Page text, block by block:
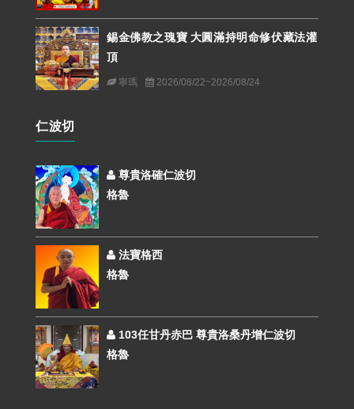
錫金佛教之瑰寶 大圓滿持明命修伏藏法灌
頂
寧瑪 2026/08/22~2026/08/24
仁波切
尊貴洛確仁波切
格魯
法寶格西
格魯
103任甘丹赤巴 尊貴洛桑丹增仁波切
格魯